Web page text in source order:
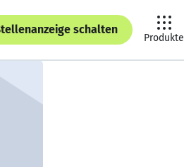
schalten
Produkte